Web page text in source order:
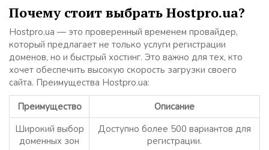
Почему стоит выбрать Hostpro.ua?
Hostpro.ua — это проверенный временем провайдер,
который предлагает не только услуги регистрации
доменов, но и быстрый хостинг. Это важно для тех, кто
хочет обеспечить высокую скорость загрузки своего
сайта. Преимущества Hostpro.ua:
Преимущество
Описание
Широкий выбор
доменных зон
Доступно более 500 вариантов для
регистрации.